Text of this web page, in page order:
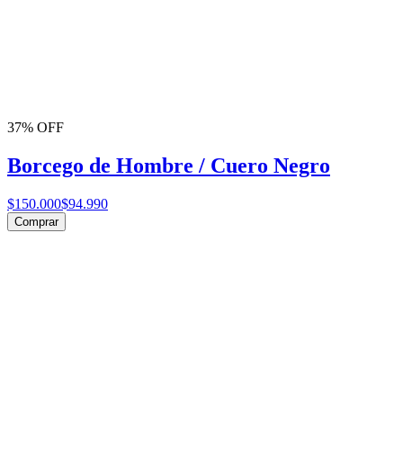
37% OFF
Borcego de Hombre / Cuero Negro
$150.000$94.990
Comprar